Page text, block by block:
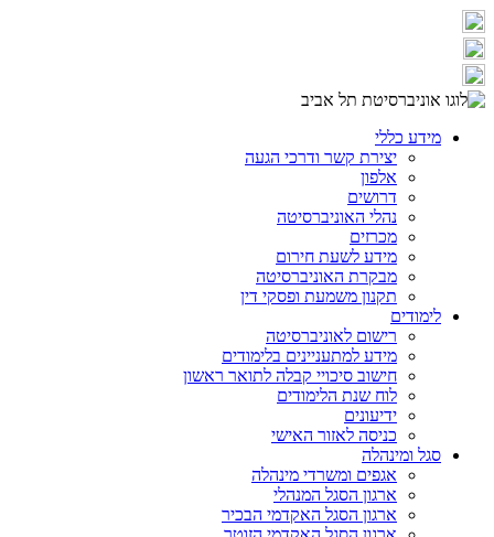
מידע כללי
יצירת קשר ודרכי הגעה
אלפון
דרושים
נהלי האוניברסיטה
מכרזים
מידע לשעת חירום
מבקרת האוניברסיטה
תקנון משמעת ופסקי דין
לימודים
רישום לאוניברסיטה
מידע למתעניינים בלימודים
חישוב סיכויי קבלה לתואר ראשון
לוח שנת הלימודים
ידיעונים
כניסה לאזור האישי
סגל ומינהלה
אגפים ומשרדי מינהלה
ארגון הסגל המנהלי
ארגון הסגל האקדמי הבכיר